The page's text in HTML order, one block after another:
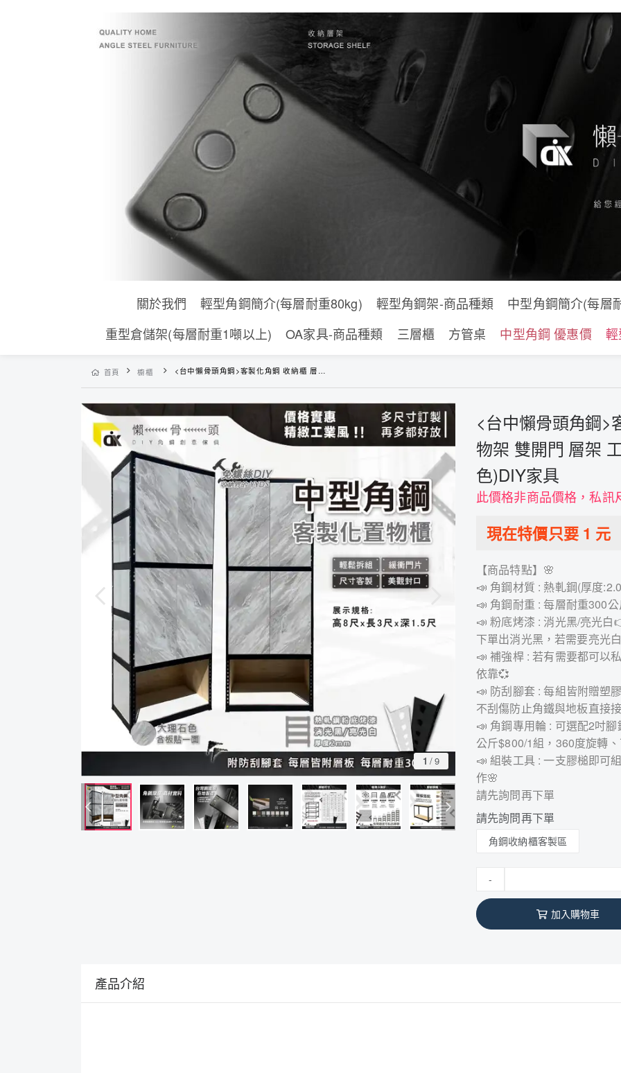
關於我們 輕型角鋼簡介(每層耐重80kg) 輕型角鋼架-商品種類
中型角鋼簡介(每層
重型倉儲架(每層耐重1噸以上)
OA家具-商品種類 三層櫃 方管桌 中型角鋼 優惠價
首頁 櫥櫃 <台中懶骨頭角鋼>客製化角鋼 收納櫃 層架收納 置物架 雙開門 層架 工業風層架 收納架 (黑色/白色)DIY家具
1 /9
<台中懶骨頭角鋼>
物架 雙開門 層架
色)DIY家具
此價格非商品價格，私訊
現在特價只要 1 元
【商品特點】🌸
📣 角鋼材質 : 熱軋鋼(厚度
📣 角鋼耐重 : 每層耐重300
📣 粉底烤漆 : 消光黑/亮光
下單出消光黑，若需要亮光
📣 補強桿 : 若有需要都可以
依靠💞
📣 防刮腳套 : 每組皆附贈塑
不刮傷防止角鐵與地板直接
📣 角鋼專用輪 : 可選配2吋
公斤$800/1組，360度旋轉
📣 組裝工具 : 一支膠槌即可
作🌸
請先詢問再下單
請先詢問再下單
角鋼收納櫃客製區
-
加入購物車
產品介紹